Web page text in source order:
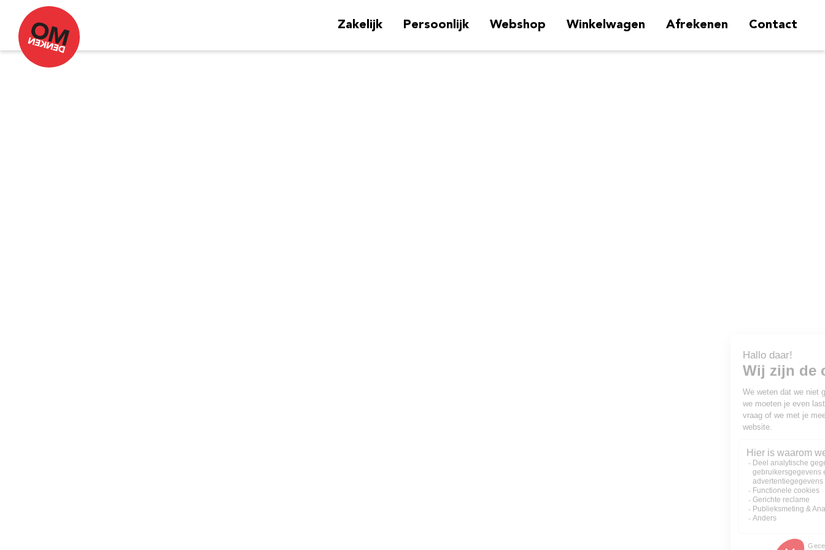
Zakelijk Persoonlijk Webshop Winkelwagen Afrekenen Contact